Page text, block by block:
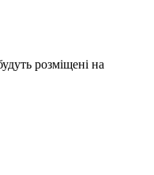
розміщені на